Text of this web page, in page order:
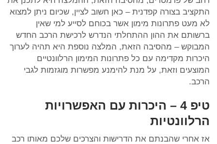
התקציב בצורה קפדנית – כאן חשוב לציין, שכיום ניתן למצוא
לא מעט פתרונות מימון אשר בכוחם לסייע למי שאין
ברשותם את ההון ההתחלתי הנדרש לרכישת הרכב החדש
המבוקש – מהסיבה הזאת, המלצה נוספת היא תהיה לערוך
היכרות מקדימה עם כל פתרונות המימון הרלוונטיים
המוצעים וזאת, על מנת להימנע מפשרות מוגזמות לגבי
הרכב.
טיפ 4 – היכרות עם האפשרויות
הרלוונטיות
אז אחרי שהבנתם את הדרישות והצרכים שלכם מאותו רכב